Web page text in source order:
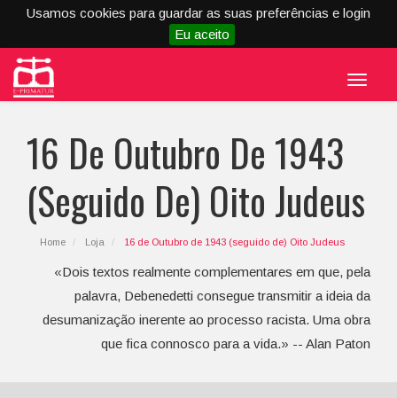
Usamos cookies para guardar as suas preferências e login
Eu aceito
Menu
16 De Outubro De 1943
(seguido De) Oito Judeus
Home Loja 16 de Outubro de 1943 (seguido de) Oito Judeus
«Dois textos realmente complementares em que, pela
palavra, Debenedetti consegue transmitir a ideia da
desumanização inerente ao processo racista. Uma obra
que fica connosco para a vida.» -- Alan Paton